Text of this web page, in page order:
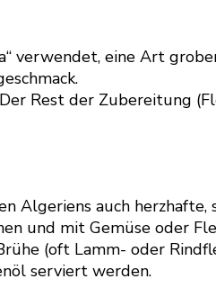
verwendet, eine Art
Rest der Zubereitung
Algeriens auch herzhafte,
und mit Gemüse oder
(oft Lamm- oder
serviert werden.